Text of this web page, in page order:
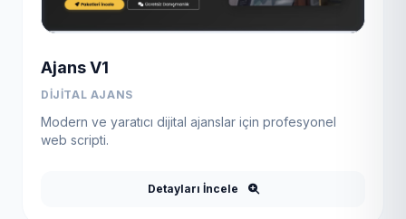
Ajans V1
DIJITAL AJANS
Modern ve yaratıcı dijital ajanslar için profesyonel
web scripti.
Detayları İncele